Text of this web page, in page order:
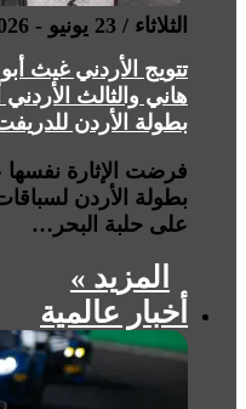
الثلاثاء / 23 يونيو - 2026 / 1:49 مساءً
تتويج الأردني غيث
هاني والثالث
بطولة الأردن
فرضت الإثارة نفسها
بطولة الأردن
على حلبة البحر…
المزيد »
أخبار عالمية